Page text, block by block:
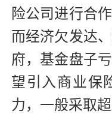
险公司进行合
而经济欠发达
府，基金盘子
望引入商业保
力，一般采取超